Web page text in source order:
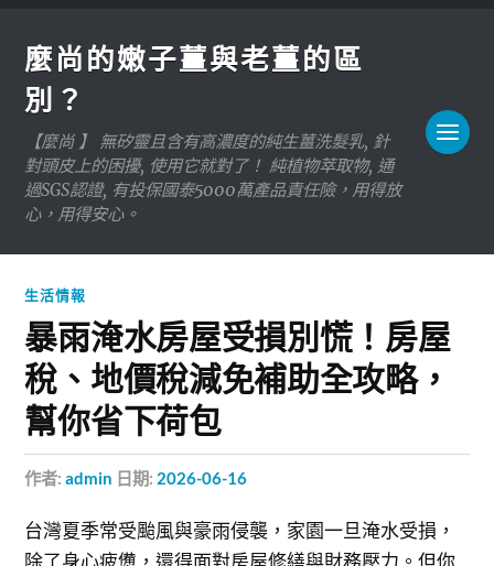
麼尚的嫩子薑與老薑的區
別？
【麼尚 】 無矽靈且含有高濃度的純生薑洗髮乳, 針
對頭皮上的困擾, 使用它就對了！ 純植物萃取物, 通
過SGS認證, 有投保國泰5000萬產品責任險，用得放
心，用得安心。
生活情報
暴雨淹水房屋受損別慌！房屋
稅、地價稅減免補助全攻略，
幫你省下荷包
作者:admin 日期: 2026-06-16
台灣夏季常受颱風與豪雨侵襲，家園一旦淹水受損，
除了身心疲憊，還得面對房屋修繕與財務壓力。但你